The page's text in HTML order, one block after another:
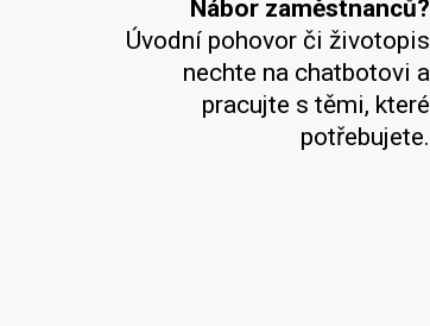
Nábor zaměstnanců?
Úvodní pohovor či životopis
nechte na chatbotovi a
pracujte s těmi, které
potřebujete.